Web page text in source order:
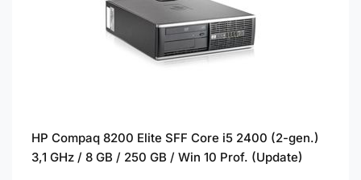
HP Compaq 8200 Elite SFF Core i5 2400 (2-gen.)
3,1 GHz / 8 GB / 250 GB / Win 10 Prof. (Update)